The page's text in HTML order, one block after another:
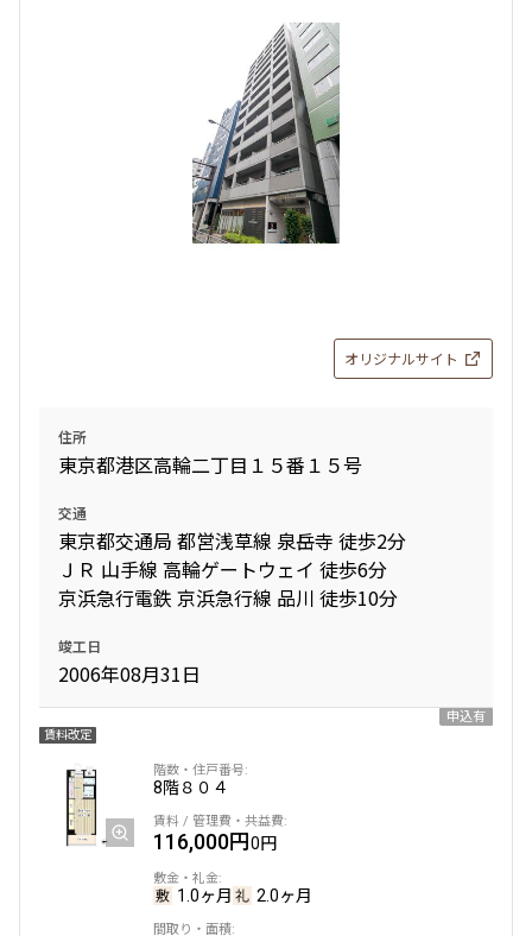
〜
間取り
1R〜1K
1DK〜1LDK
2LDK
4LDK〜
専有面積
築年数
指定なし
1年以内
3年以内
5年以内
10年以内
30年以内
オリジナルサイト
住所
東京都港区高輪二丁目１５番１５号
交通
東京都交通局 都営浅草線 泉岳寺 徒歩2分
ＪＲ 山手線 高輪ゲートウェイ 徒歩6分
京浜急行電鉄 京浜急行線 品川 徒歩10分
竣工日
2006年08月31日
賃料改定
申込有
8階８０４
116,000円0円
1.0ヶ月 2.0ヶ月